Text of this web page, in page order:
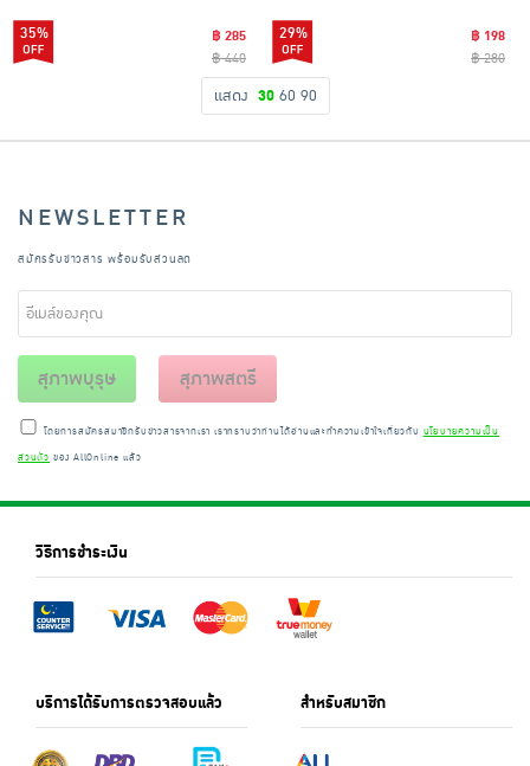
35%
฿ 285
฿ 440
29%
฿ 198
฿ 280
แสดง 30 60 90
NEWSLETTER
สมัครรับข่าวสาร พร้อมรับส่วนลด
สุภาพบุรุษ สุภาพสตรี
โดยการสมัครสมาชิกรับข่าวสารจากเรา เราทราบว่าท่านได้อ่านและทำความเข้าใจเกี่ยวกับ นโยบายความเป็น
ส่วนตัว ของ AllOnline แล้ว
วิธีการชำระเงิน
บริการได้รับการตรวจสอบแล้ว สำหรับสมาชิก